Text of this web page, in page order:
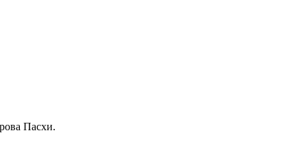
Пасхи.